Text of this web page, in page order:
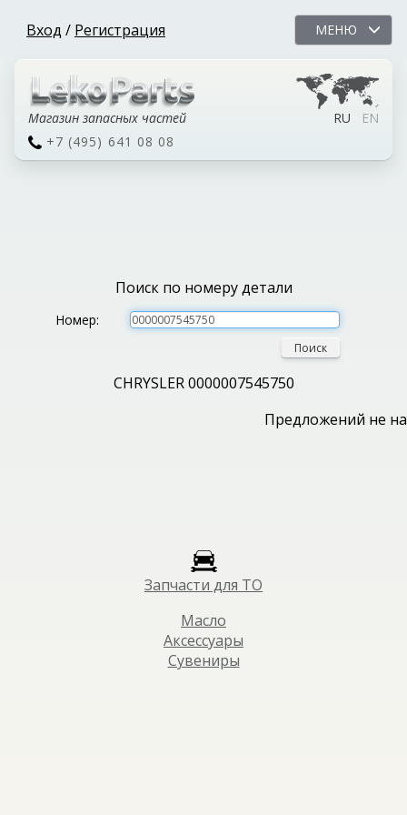
Вход / Регистрация МЕНЮ
Магазин запасных частей RU
EN
+7 (495) 641 08 08
Поиск по номеру детали
Номер:
Поиск
CHRYSLER 0000007545750
Предложений не
Запчасти для ТО
Масло
Аксессуары
Сувениры